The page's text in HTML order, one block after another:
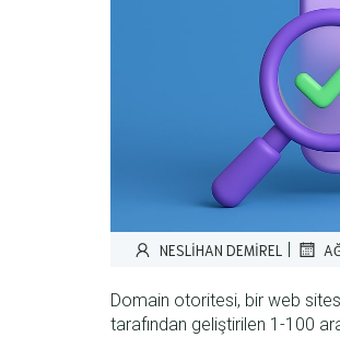
NESLIHAN DEMIREL
Domain otoritesi, bir web
tarafından geliştirilen 1-100